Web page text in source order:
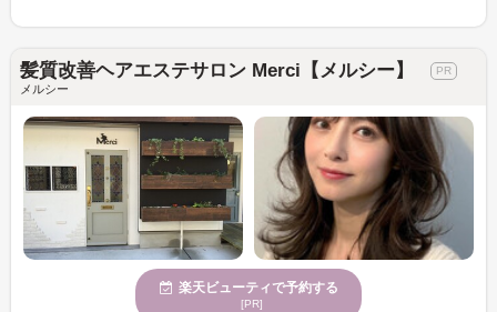
髪質改善ヘアエステサロン Merci【メルシー】
メルシー
楽天ビューティで予約する
[PR]